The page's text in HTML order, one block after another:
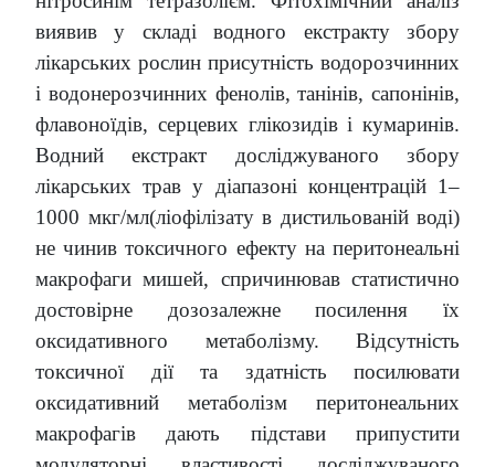
виявив у складі водного екстракту збору
лікарських рослин присутність водорозчинних
і водонерозчинних фенолів, танінів, сапонінів,
флавоноїдів, серцевих глікозидів і кумаринів.
Водний екстракт досліджуваного збору
лікарських трав у діапазоні концентрацій 1–
1000 мкг/мл(ліофілізату в дистильованій воді)
не чинив токсичного ефекту на перитонеальні
макрофаги мишей, спричинював статистично
достовірне дозозалежне посилення їх
оксидативного метаболізму. Відсутність
токсичної дії та здатність посилювати
оксидативний метаболізм перитонеальних
макрофагів дають підстави припустити